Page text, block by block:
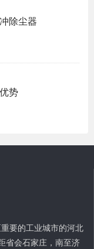
除尘器
势
要的工业城市的河北
省会石家庄，南至济